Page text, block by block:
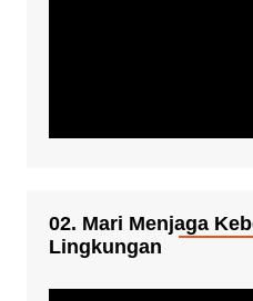
02. Mari Menjaga
Lingkungan